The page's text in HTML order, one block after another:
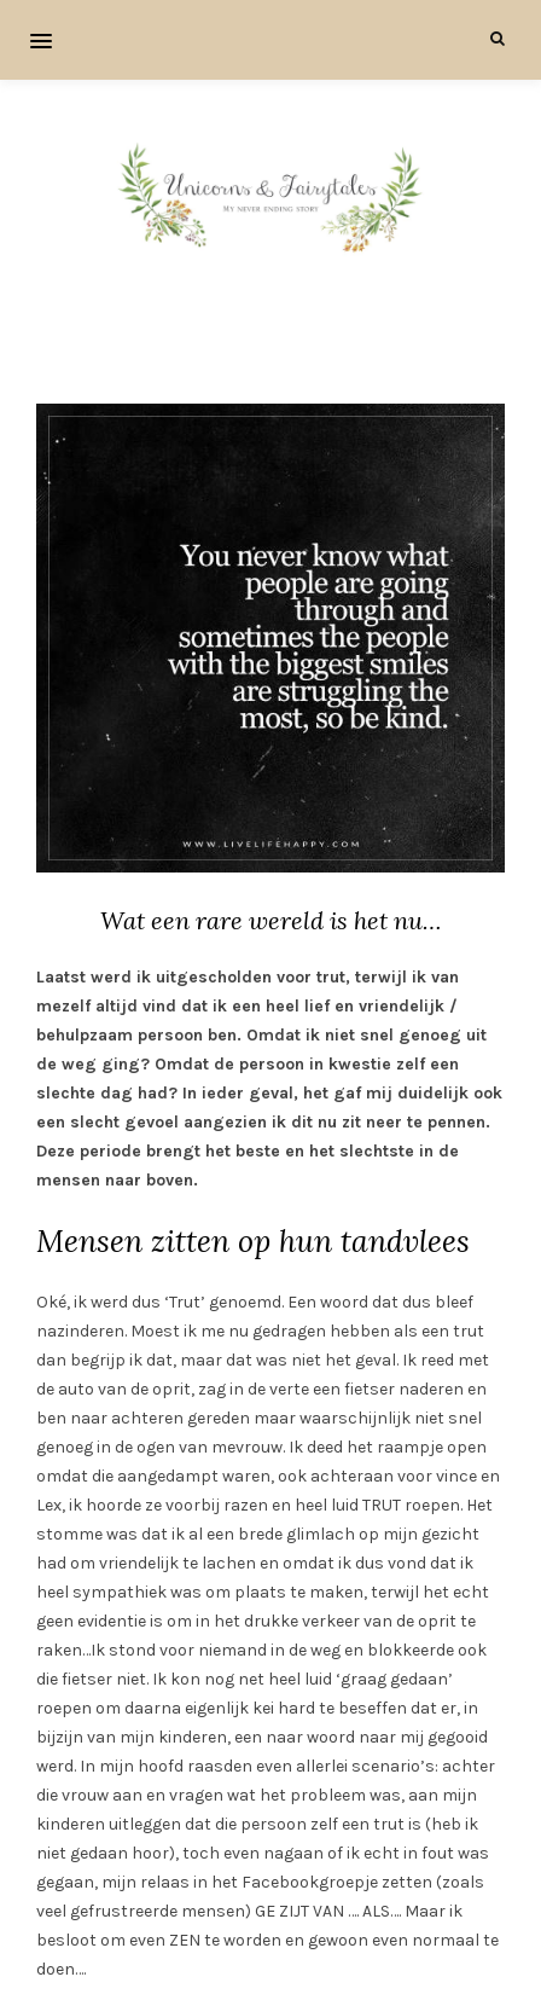
Wat een rare wereld is het nu…
Laatst werd ik uitgescholden voor trut, terwijl ik van
mezelf altijd vind dat ik een heel lief en vriendelijk /
behulpzaam persoon ben. Omdat ik niet snel genoeg uit
de weg ging? Omdat de persoon in kwestie zelf een
slechte dag had? In ieder geval, het gaf mij duidelijk ook
een slecht gevoel aangezien ik dit nu zit neer te pennen.
Deze periode brengt het beste en het slechtste in de
mensen naar boven.
Mensen zitten op hun tandvlees
Oké, ik werd dus ‘Trut’ genoemd. Een woord dat dus bleef
nazinderen. Moest ik me nu gedragen hebben als een trut
dan begrijp ik dat, maar dat was niet het geval. Ik reed met
de auto van de oprit, zag in de verte een fietser naderen en
ben naar achteren gereden maar waarschijnlijk niet snel
genoeg in de ogen van mevrouw. Ik deed het raampje open
omdat die aangedampt waren, ook achteraan voor vince en
Lex, ik hoorde ze voorbij razen en heel luid TRUT roepen. Het
stomme was dat ik al een brede glimlach op mijn gezicht
had om vriendelijk te lachen en omdat ik dus vond dat ik
heel sympathiek was om plaats te maken, terwijl het echt
geen evidentie is om in het drukke verkeer van de oprit te
raken…Ik stond voor niemand in de weg en blokkeerde ook
die fietser niet. Ik kon nog net heel luid ‘graag gedaan’
roepen om daarna eigenlijk kei hard te beseffen dat er, in
bijzijn van mijn kinderen, een naar woord naar mij gegooid
werd. In mijn hoofd raasden even allerlei scenario’s: achter
die vrouw aan en vragen wat het probleem was, aan mijn
kinderen uitleggen dat die persoon zelf een trut is (heb ik
niet gedaan hoor), toch even nagaan of ik echt in fout was
gegaan, mijn relaas in het Facebookgroepje zetten (zoals
veel gefrustreerde mensen) GE ZIJT VAN …. ALS…. Maar ik
besloot om even ZEN te worden en gewoon even normaal te
doen….